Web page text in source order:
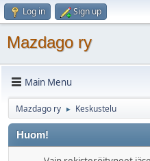
Log in Sign up
Mazdago ry
Main Menu
Mazdago ry ► Keskustelu
Huom!